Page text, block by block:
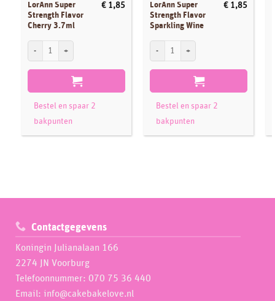
LorAnn Super
Strength Flavor
Cherry 3.7ml
€ 1,85
LorAnn Super Strength Flavor Cherry 3.7ml aantal
Bestel en spaar 2
bakpunten
LorAnn Super
Strength Flavor
Sparkling Wine
€ 1,85
LorAnn Super Strength Flavor Sparkling
Bestel en spaar 2
bakpunten
Contactgegevens
Koningin Julianalaan 166
2274 JN Voorburg
Telefoonnummer: 070 75 36 440
Email: info@cakebakelove.nl